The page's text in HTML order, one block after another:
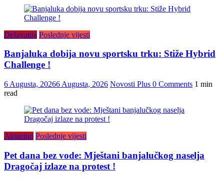
Dešavanja Poslednje vijesti
Banjaluka dobija novu sportsku trku: Stiže Hybrid
Challenge !
6 Augusta, 20266 Augusta, 2026 Novosti Plus 0 Comments 1 min
read
Aktuelno Poslednje vijesti
Pet dana bez vode: Mještani banjalučkog naselja
Dragočaj izlaze na protest !